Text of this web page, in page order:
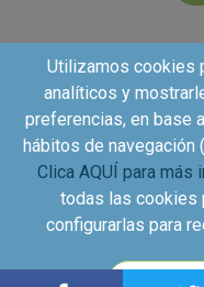
Copyright©2026 -
Utilizamos cookies
analíticos y
preferencias, en base
hábitos de
Clica AQUÍ para más
todas las cookies
configurarlas para
CONFIGURAR